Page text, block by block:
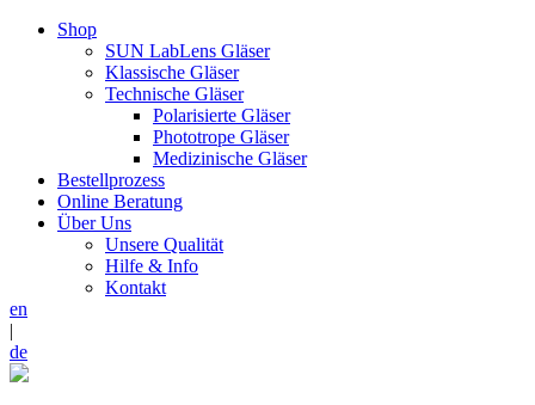
Shop
SUN LabLens Gläser
Klassische Gläser
Technische Gläser
Polarisierte Gläser
Phototrope Gläser
Medizinische Gläser
Bestellprozess
Online Beratung
Über Uns
Unsere Qualität
Hilfe & Info
Kontakt
en
|
de